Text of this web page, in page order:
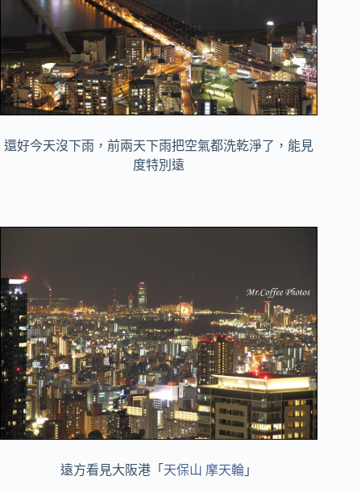
還好今天沒下雨，前兩天下雨把空氣都洗乾淨了，能見
度特別遠
遠方看見大阪港「 天保山 摩天輪 」